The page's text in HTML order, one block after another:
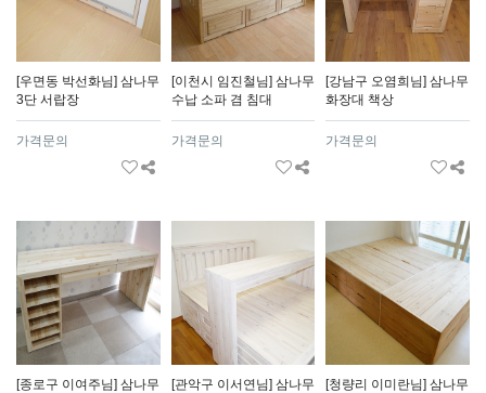
[우면동 박선화님] 삼나무
3단 서랍장
가격문의
[이천시 임진철님] 삼나무
수납 소파 겸 침대
가격문의
[강남구 오염희님] 삼나무
화장대 책상
가격문의
[종로구 이여주님] 삼나무
[관악구 이서연님] 삼나무
[청량리 이미란님] 삼나무